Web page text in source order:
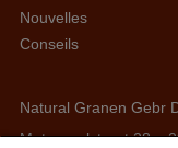
Nouvelles
Conseils
Natural Granen Gebr
Metropoolstraat 28 –